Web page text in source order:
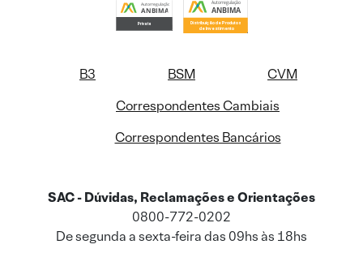
B3 BSM
CVM
Correspondentes Cambiais
Correspondentes Bancários
SAC - Dúvidas, Reclamações e Orientações
0800-772-0202
De segunda a sexta-feira das 09hs às 18hs